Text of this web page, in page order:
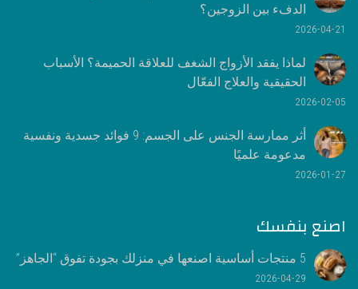
الدفء بين الزوجين؟
2026-04-21
لماذا يفقد الأزواج الشغف للعلاقة الحميمة؟ الأسباب
الحقيقية والعلاج الفعّال
2026-02-05
أثر ممارسة الجنس على الجسم: 9 فوائد جسدية ونفسية
مدعومة علميًا
2026-01-27
اصنع بنفسك
5 منتجات أساسية اصنعها في منزلك بجودة تفوق “الجاهز”
2026-04-29